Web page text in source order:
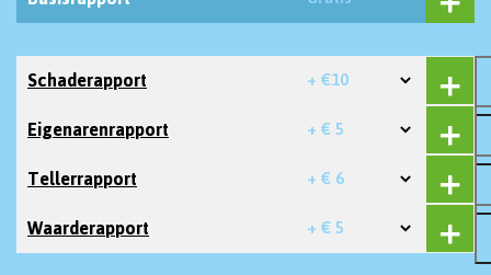
Schaderapport + €10
Eigenarenrapport + € 5
Tellerrapport + € 6
Waarderapport + € 5